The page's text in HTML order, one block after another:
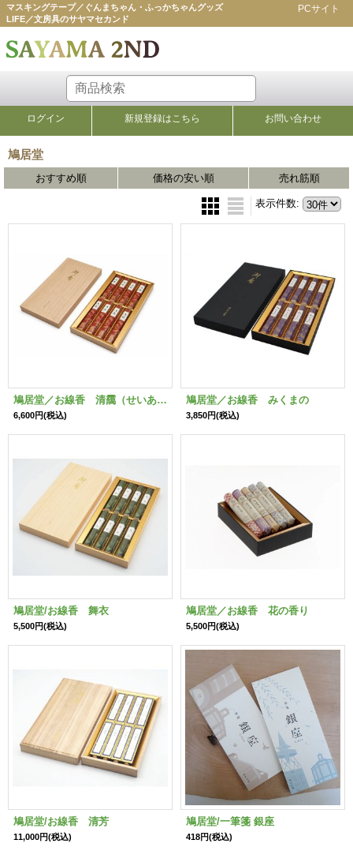
マスキングテープ／ぐんまちゃん・ふっかちゃんグッズ
LIFE／文房具のサヤマセカンド
PCサイト
ログイン 新規登録はこちら お問い合わせ
鳩居堂
おすすめ順 価格の安い順 売れ筋順
表示件数:
鳩居堂／お線香 清靄（せいあい）
6,600円(税込)
鳩居堂／お線香 みくまの
3,850円(税込)
鳩居堂/お線香 舞衣
5,500円(税込)
鳩居堂／お線香 花の香り
5,500円(税込)
鳩居堂/お線香 清芳
11,000円(税込)
鳩居堂/一筆箋 銀座
418円(税込)